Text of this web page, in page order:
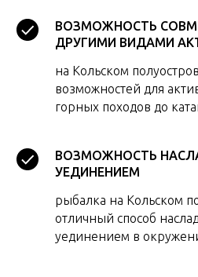
ВОЗМОЖНОСТЬ
ДРУГИМИ ВИДАМИ
на Кольском
возможностей для
горных походов до
ВОЗМОЖНОСТЬ
УЕДИНЕНИЕМ
рыбалка на Кольском
отличный способ
уединением в